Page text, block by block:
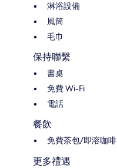
淋浴設備
風筒
毛巾
保持聯繫
書桌
免費 Wi-Fi
電話
餐飲
免費茶包/即溶咖啡
更多禮遇